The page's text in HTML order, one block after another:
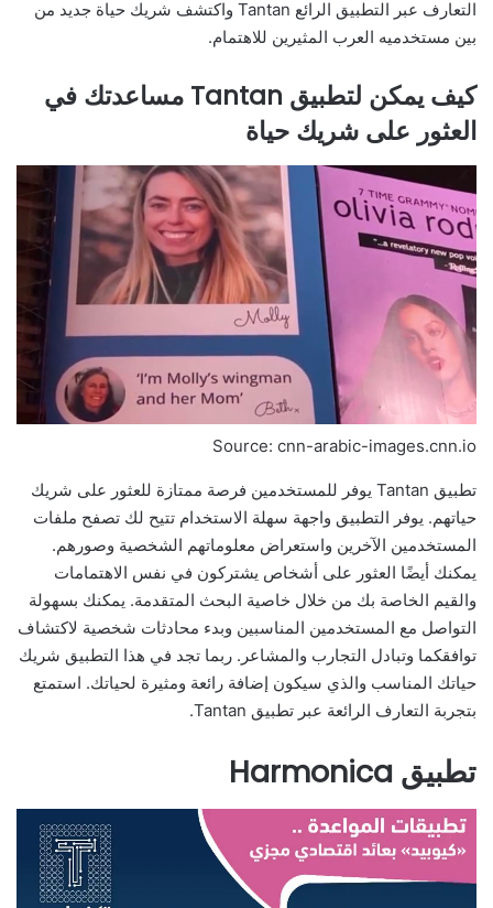
التعارف عبر التطبيق الرائع Tantan واكتشف شريك حياة جديد من
بين مستخدميه العرب المثيرين للاهتمام.
كيف يمكن لتطبيق Tantan مساعدتك في
العثور على شريك حياة
Source: cnn-arabic-images.cnn.io
تطبيق Tantan يوفر للمستخدمين فرصة ممتازة للعثور على شريك
حياتهم. يوفر التطبيق واجهة سهلة الاستخدام تتيح لك تصفح ملفات
المستخدمين الآخرين واستعراض معلوماتهم الشخصية وصورهم.
يمكنك أيضًا العثور على أشخاص يشتركون في نفس الاهتمامات
والقيم الخاصة بك من خلال خاصية البحث المتقدمة. يمكنك بسهولة
التواصل مع المستخدمين المناسبين وبدء محادثات شخصية لاكتشاف
توافقكما وتبادل التجارب والمشاعر. ربما تجد في هذا التطبيق شريك
حياتك المناسب والذي سيكون إضافة رائعة ومثيرة لحياتك. استمتع
بتجربة التعارف الرائعة عبر تطبيق Tantan.
تطبيق Harmonica